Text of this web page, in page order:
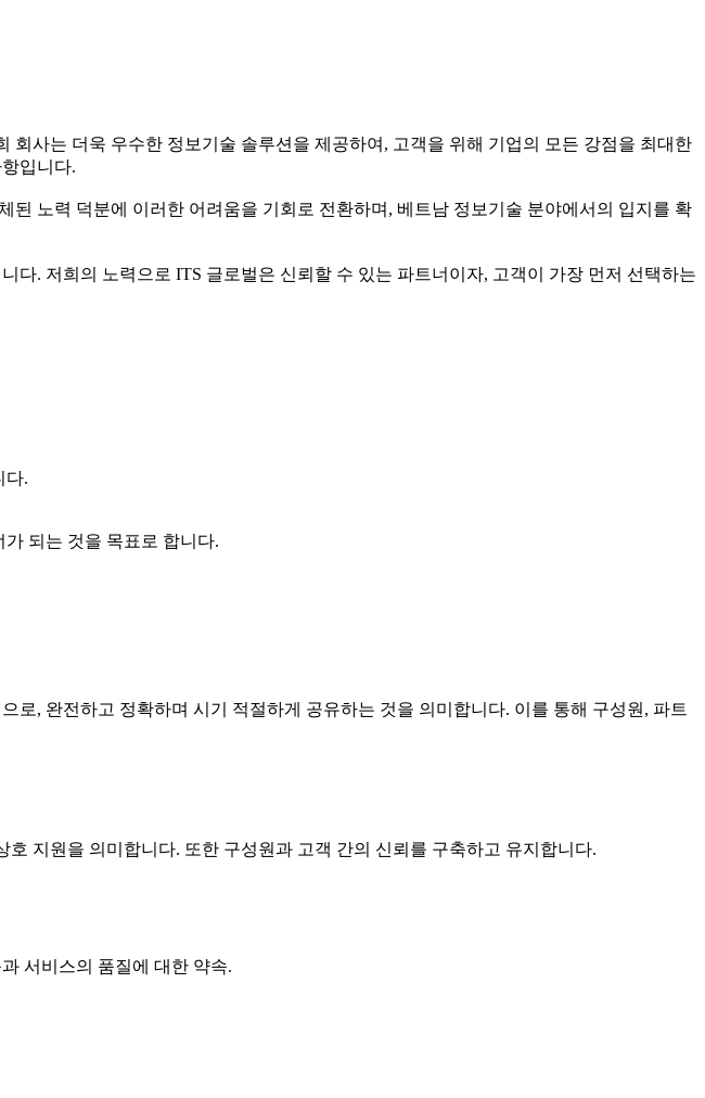
사는 더욱 우수한 정보기술 솔루션을 제공하여, 고객을 위해 기업의 모든 강점을 최대한
입니다.
노력 덕분에 이러한 어려움을 기회로 전환하며, 베트남 정보기술 분야에서의 입지를 확
. 저희의 노력으로 ITS 글로벌은 신뢰할 수 있는 파트너이자, 고객이 가장 먼저 선택하는
다.
되는 것을 목표로 합니다.
, 완전하고 정확하며 시기 적절하게 공유하는 것을 의미합니다. 이를 통해 구성원, 파트
지원을 의미합니다. 또한 구성원과 고객 간의 신뢰를 구축하고 유지합니다.
서비스의 품질에 대한 약속.